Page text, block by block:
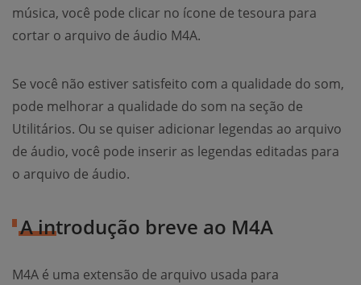
música, você pode clicar no ícone de tesoura para
cortar o arquivo de áudio M4A.
Se você não estiver satisfeito com a qualidade do som,
pode melhorar a qualidade do som na seção de
Utilitários. Ou se quiser adicionar legendas ao arquivo
de áudio, você pode inserir as legendas editadas para
o arquivo de áudio.
A introdução breve ao M4A
M4A é uma extensão de arquivo usada para